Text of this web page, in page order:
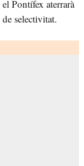
Pontífex aterrarà
selectivitat.